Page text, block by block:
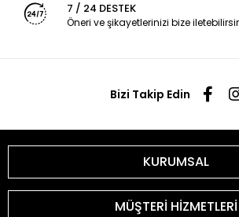
7 / 24 DESTEK
Öneri ve şikayetlerinizi bize
Bizi Takip Edin
KURUMSAL
MÜŞTERİ HİZMETLERİ